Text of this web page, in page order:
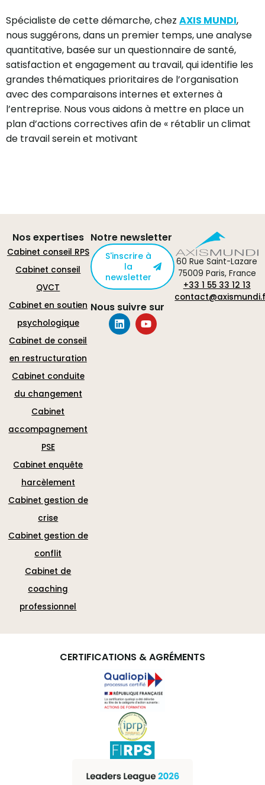
Spécialiste de cette démarche, chez AXIS MUNDI,
nous suggérons, dans un premier temps, une analyse
quantitative, basée sur un questionnaire de santé,
satisfaction et engagement au travail, qui identifie les
grandes thématiques prioritaires de l’organisation
avec des comparaisons internes et externes à
l’entreprise. Nous vous aidons à mettre en place un
plan d’actions correctives afin de « rétablir un climat
de travail serein et motivant
60 Rue Saint-Lazare
75009 Paris, France
+33 1 55 33 12 13
Nos expertises
Cabinet conseil RPS
Cabinet conseil
QVCT
Cabinet en soutien
psychologique
Cabinet de conseil
en restructuration
Cabinet conduite
du changement
Cabinet
accompagnement
PSE
Cabinet enquête
harcèlement
Cabinet gestion de
crise
Cabinet gestion de
conflit
Cabinet de
coaching
professionnel
Notre newsletter
S'inscrire à
la
newsletter
Nous suivre sur
CERTIFICATIONS & AGRÉMENTS